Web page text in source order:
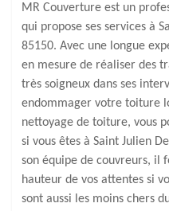
MR Couverture est un
qui propose ses services à
85150. Avec une longue
en mesure de réaliser des
très soigneux dans ses
endommager votre toiture
nettoyage de toiture, vous
si vous êtes à Saint Julien
son équipe de couvreurs, il
hauteur de vos attentes si
sont aussi les moins chers